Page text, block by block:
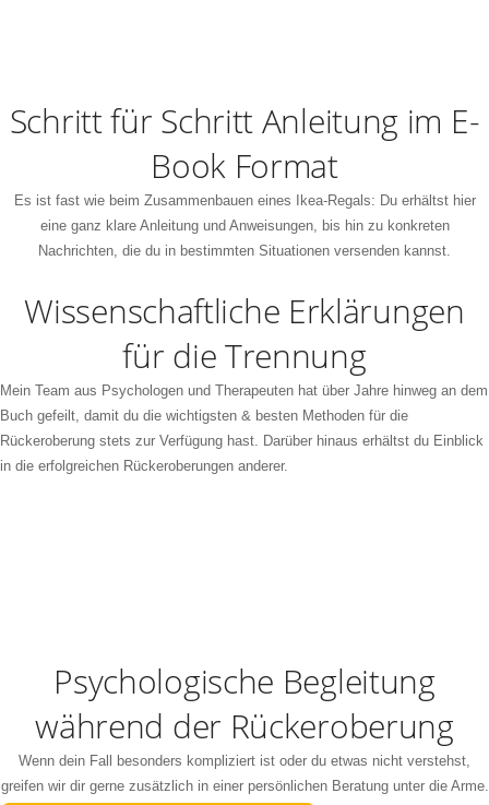
Schritt für Schritt Anleitung im E-
Book Format
Es ist fast wie beim Zusammenbauen eines Ikea-Regals: Du erhältst hier
eine ganz klare Anleitung und Anweisungen, bis hin zu konkreten
Nachrichten, die du in bestimmten Situationen versenden kannst.
Wissenschaftliche Erklärungen
für die Trennung
Mein Team aus Psychologen und Therapeuten hat über Jahre hinweg an dem
Buch gefeilt, damit du die wichtigsten & besten Methoden für die
Rückeroberung stets zur Verfügung hast. Darüber hinaus erhältst du Einblick
in die erfolgreichen Rückeroberungen anderer.
Psychologische Begleitung
während der Rückeroberung
Wenn dein Fall besonders kompliziert ist oder du etwas nicht verstehst,
greifen wir dir gerne zusätzlich in einer persönlichen Beratung unter die Arme.